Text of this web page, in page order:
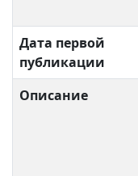
Дата первой
публикации
Описание